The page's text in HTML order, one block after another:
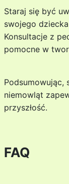
Staraj się być
swojego
Konsultacje z
pomocne w
Podsumowując,
niemowląt
przyszłość.
FAQ